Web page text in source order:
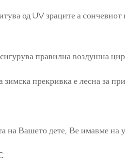
од UV зраците а
правилна воздушна
прекривка е лесна за
на Вашето дете, Ве имавме на